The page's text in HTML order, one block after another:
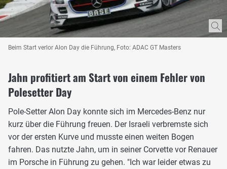
Beim Start verlor Alon Day die Führung, Foto: ADAC GT Masters
Jahn profitiert am Start von einem Fehler von
Polesetter Day
Pole-Setter Alon Day konnte sich im Mercedes-Benz nur
kurz über die Führung freuen. Der Israeli verbremste sich
vor der ersten Kurve und musste einen weiten Bogen
fahren. Das nutzte Jahn, um in seiner Corvette vor Renauer
im Porsche in Führung zu gehen. "Ich war leider etwas zu